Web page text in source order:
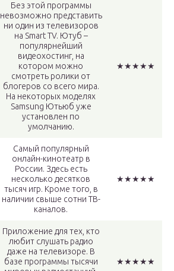
Без этой программы
невозможно представить
ни один из телевизоров
на Smart TV. Ютуб –
популярнейший
видеохостинг, на
котором можно
смотреть ролики от
блогеров со всего мира.
На некоторых моделях
Samsung Ютьюб уже
установлен по
умолчанию.
★★★★★
Самый популярный
онлайн-кинотеатр в
России. Здесь есть
несколько десятков
тысяч игр. Кроме того, в
наличии свыше сотни ТВ-
каналов.
★★★★★
Приложение для тех, кто
любит слушать радио
даже на телевизоре. В
базе программы тысячи
★★★★★